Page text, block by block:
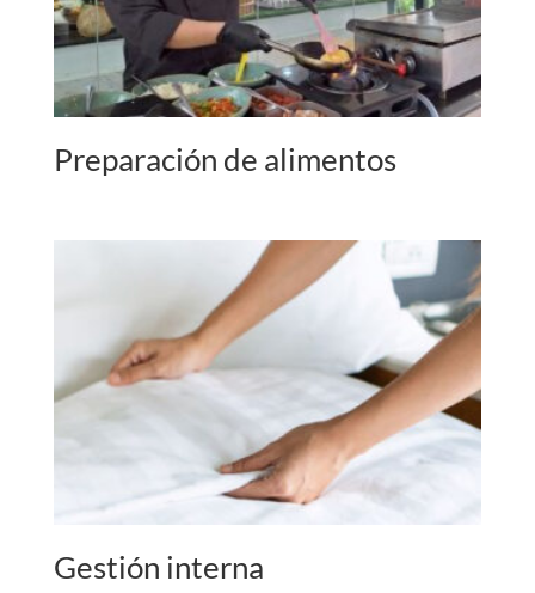
Preparación de alimentos
Gestión interna